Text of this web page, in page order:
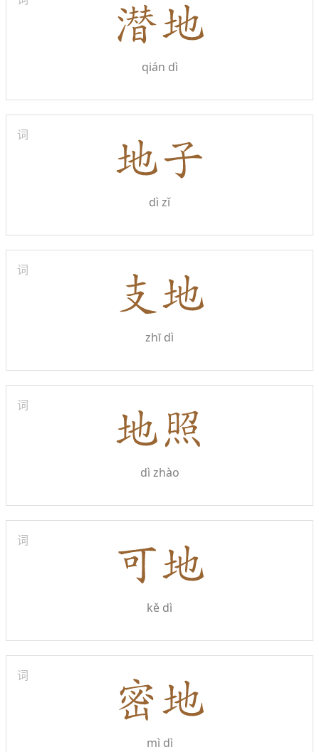
qián dì
词
dì zǐ
词
zhī dì
词
dì zhào
词
kě dì
词
mì dì